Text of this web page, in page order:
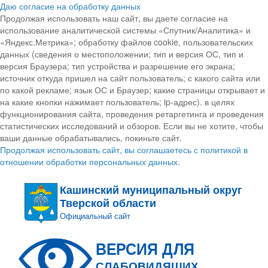
Даю согласие на обработку данных
Продолжая использовать наш сайт, вы даете согласие на
использование аналитической системы «Спутник/Аналитика» и
«Яндекс.Метрика»; обработку файлов cookie, пользовательских
данных (сведения о местоположении; тип и версия ОС, тип и
версия Браузера; тип устройства и разрешение его экрана;
источник откуда пришел на сайт пользователь; с какого сайта или
по какой рекламе; язык ОС и Браузер; какие страницы открывает и
на какие кнопки нажимает пользователь; ip-адрес). в целях
функционирования сайта, проведения ретаргетинга и проведения
статистических исследований и обзоров. Если вы не хотите, чтобы
ваши данные обрабатывались, покиньте сайт.
Продолжая использовать сайт, вы соглашаетесь с политикой в
отношении обработки персональных данных.